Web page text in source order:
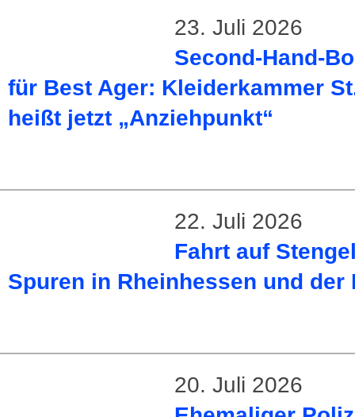
23. Juli 2026
Second-Hand-
für Best Ager: Kleiderkammer
heißt jetzt „Anziehpunkt“
22. Juli 2026
Fahrt auf
Spuren in Rheinhessen und der
20. Juli 2026